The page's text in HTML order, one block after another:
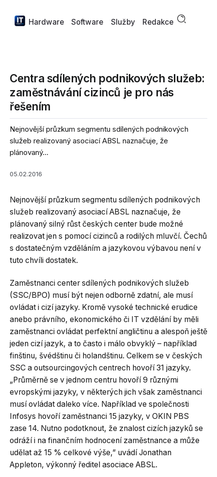
Hardware Software Služby Redakce
Centra sdílených podnikových služeb:
zaměstnávání cizinců je pro nás
řešením
Nejnovější průzkum segmentu sdílených podnikových
služeb realizovaný asociací ABSL naznačuje, že
plánovaný...
05.02.2016
Nejnovější průzkum segmentu sdílených podnikových
služeb realizovaný asociací ABSL naznačuje, že
plánovaný silný růst českých center bude možné
realizovat jen s pomocí cizinců a rodilých mluvčí. Čechů
s dostatečným vzděláním a jazykovou výbavou není v
tuto chvíli dostatek.
Zaměstnanci center sdílených podnikových služeb
(SSC/BPO) musí být nejen odborně zdatní, ale musí
ovládat i cizí jazyky. Kromě vysoké technické erudice
anebo právního, ekonomického či IT vzdělání by měli
zaměstnanci ovládat perfektní angličtinu a alespoň ještě
jeden cizí jazyk, a to často i málo obvyklý – například
finštinu, švédštinu či holandštinu. Celkem se v českých
SSC a outsourcingových centrech hovoří 31 jazyky.
„Průměrně se v jednom centru hovoří 9 různými
evropskými jazyky, v některých jich však zaměstnanci
musí ovládat daleko více. Například ve společnosti
Infosys hovoří zaměstnanci 15 jazyky, v OKIN PBS
zase 14. Nutno podotknout, že znalost cizích jazyků se
odráží i na finančním hodnocení zaměstnance a může
udělat až 15 % celkové výše,” uvádí Jonathan
Appleton, výkonný ředitel asociace ABSL.